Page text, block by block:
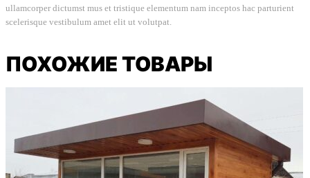
ullamcorper dictumst mus et tristique elementum nam inceptos hac parturient
scelerisque vestibulum amet elit ut volutpat.
ПОХОЖИЕ ТОВАРЫ